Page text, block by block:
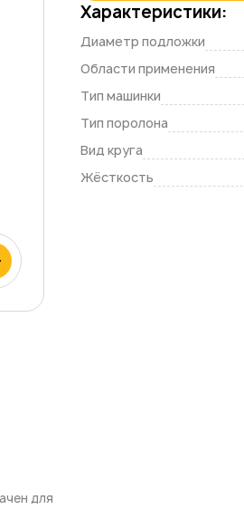
Характеристики:
Диаметр подложки
Области применения
Тип машинки
Тип поролона
Вид круга
Жёсткость
для